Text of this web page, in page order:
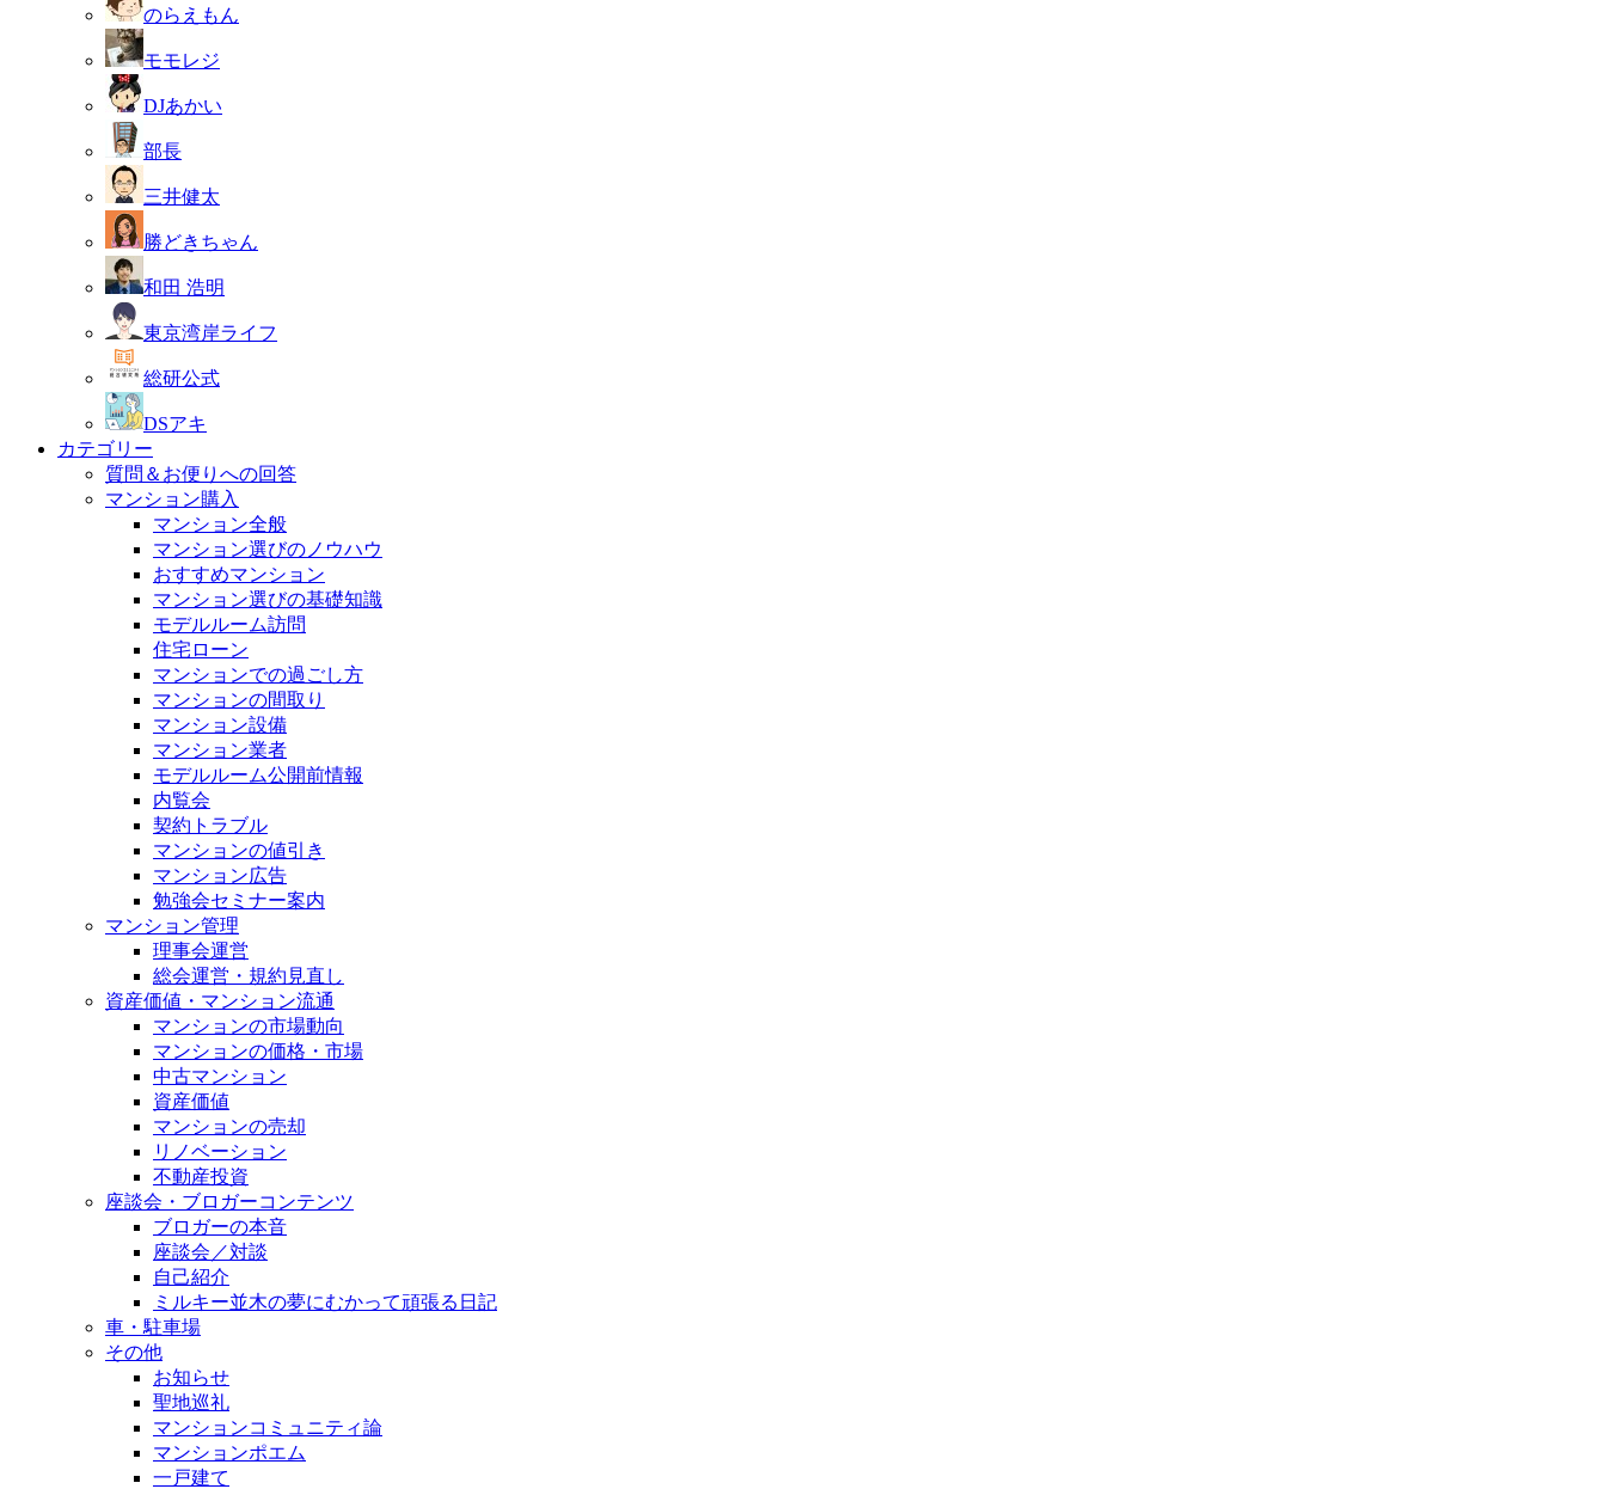
のらえもん
モモレジ
DJあかい
部長
三井健太
勝どきちゃん
和田 浩明
東京湾岸ライフ
総研公式
DSアキ
カテゴリー
質問＆お便りへの回答
マンション購入
マンション全般
マンション選びのノウハウ
おすすめマンション
マンション選びの基礎知識
モデルルーム訪問
住宅ローン
マンションでの過ごし方
マンションの間取り
マンション設備
マンション業者
モデルルーム公開前情報
内覧会
契約トラブル
マンションの値引き
マンション広告
勉強会セミナー案内
マンション管理
理事会運営
総会運営・規約見直し
資産価値・マンション流通
マンションの市場動向
マンションの価格・市場
中古マンション
資産価値
マンションの売却
リノベーション
不動産投資
座談会・ブロガーコンテンツ
ブロガーの本音
座談会／対談
自己紹介
ミルキー並木の夢にむかって頑張る日記
車・駐車場
その他
お知らせ
聖地巡礼
マンションコミュニティ論
マンションポエム
一戸建て